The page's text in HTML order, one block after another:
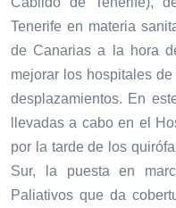
Tenerife en materia
de Canarias a la hora
mejorar los hospitales
desplazamientos. En
llevadas a cabo en el
por la tarde de los
Sur, la puesta en
Paliativos que da